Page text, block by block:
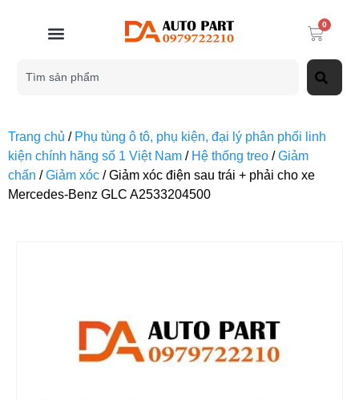
0
Trang chủ / Phụ tùng ô tô, phụ kiện, đại lý phân phối linh
kiện chính hãng số 1 Việt Nam / Hệ thống treo /Giảm
chấn /Giảm xóc / Giảm xóc điện sau trái + phải cho xe
Mercedes-Benz GLC A2533204500